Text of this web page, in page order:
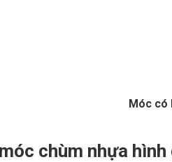
Móc có
chùm nhựa hình